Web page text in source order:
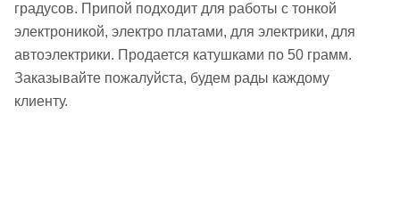
градусов. Припой подходит для работы с тонкой
электроникой, электро платами, для электрики, для
автоэлектрики. Продается катушками по 50 грамм.
Заказывайте пожалуйста, будем рады каждому
клиенту.